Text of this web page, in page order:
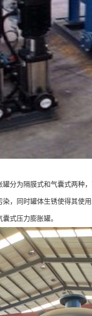
分为隔膜式和气囊式两种
，同时罐体生锈使得其使
式压力膨胀罐。